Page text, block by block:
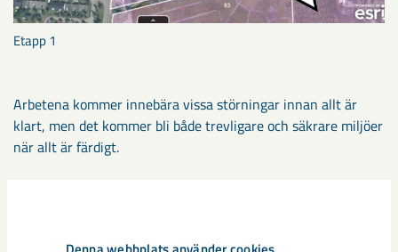
Etapp 1
Arbetena kommer innebära vissa störningar innan allt är
klart, men det kommer bli både trevligare och säkrare miljöer
när allt är färdigt.